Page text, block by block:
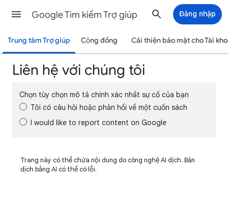
Google Tìm kiếm Trợ giúp Đăng nhập
Trung tâm Trợ giúp Cộng đồng Cải thiện bảo mật cho Tài
Liên hệ với chúng tôi
Chọn tùy chọn mô tả chính xác nhất sự cố của bạn
Tôi có câu hỏi hoặc phản hồi về một cuốn sách
I would like to report content on Google
Trang này có thể chứa nội dung do công nghệ AI dịch. Bản
dịch bằng AI có thể có lỗi.